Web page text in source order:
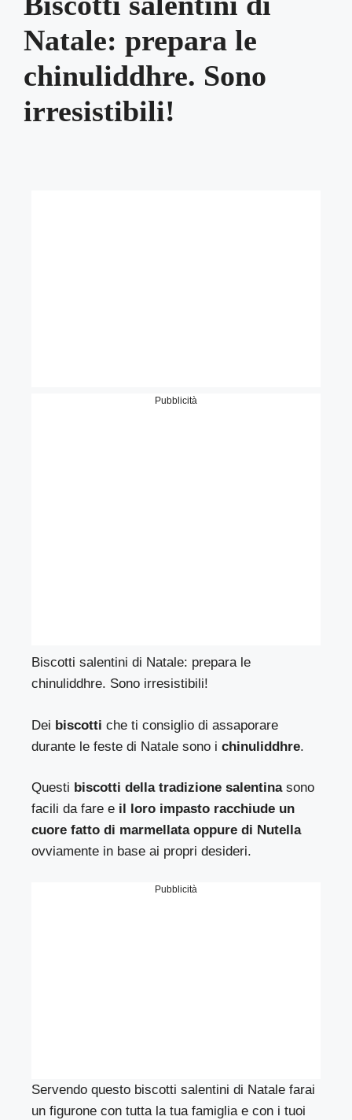
Natale: prepara le
chinuliddhre. Sono
irresistibili!
Pubblicità
Biscotti salentini di Natale: prepara le
chinuliddhre. Sono irresistibili!
Dei biscotti che ti consiglio di assaporare
durante le feste di Natale sono ichinuliddhre.
Questi biscotti della tradizione salentinasono
facili da fare e il loro impasto racchiude un
cuore fatto di marmellata oppure di Nutella
ovviamente in base ai propri desideri.
Pubblicità
Servendo questo biscotti salentini di Natale farai
un figurone con tutta la tua famiglia e con i tuoi